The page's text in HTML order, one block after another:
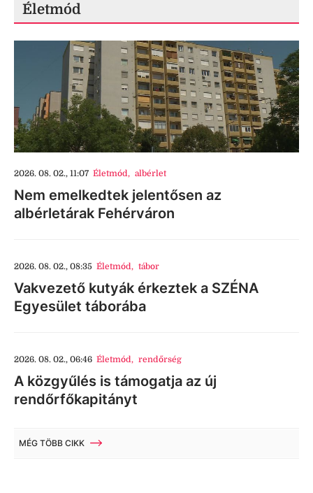
Életmód
2026. 08. 02., 11:07 Életmód, albérlet
Nem emelkedtek jelentősen az
albérletárak Fehérváron
2026. 08. 02., 08:35 Életmód, tábor
Vakvezető kutyák érkeztek a SZÉNA
Egyesület táborába
2026. 08. 02., 06:46 Életmód, rendőrség
A közgyűlés is támogatja az új
rendőrfőkapitányt
MÉG TÖBB CIKK